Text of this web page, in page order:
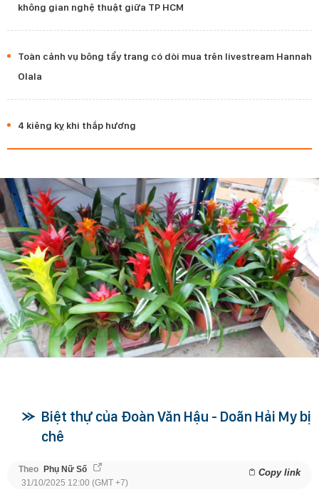
không gian nghệ thuật giữa TP HCM
Toàn cảnh vụ bông tẩy trang có dòi mua trên livestream Hannah
Olala
4 kiêng kỵ khi thắp hương
Biệt thự của Đoàn Văn Hậu - Doãn Hải My bị
chê
Theo Phụ Nữ Số Copy link
31/10/2025 12:00 (GMT +7)